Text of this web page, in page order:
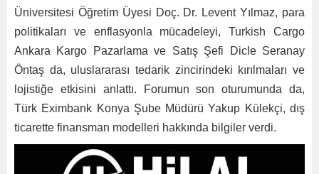
Üniversitesi Öğretim Üyesi Doç. Dr. Levent Yılmaz, para
politikaları ve enflasyonla mücadeleyi, Turkish Cargo
Ankara Kargo Pazarlama ve Satış Şefi Dicle Seranay
Öntaş da, uluslararası tedarik zincirindeki kırılmaları ve
lojistiğe etkisini anlattı. Forumun son oturumunda da,
Türk Eximbank Konya Şube Müdürü Yakup Külekçi, dış
ticarette finansman modelleri hakkında bilgiler verdi.